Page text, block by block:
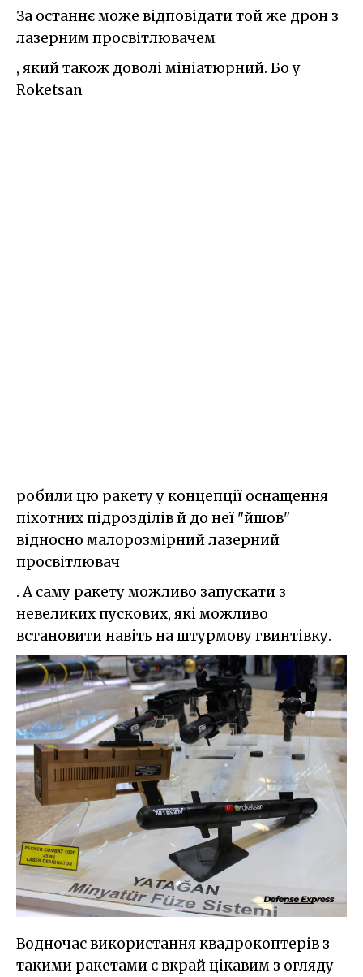
За останнє може відповідати той же дрон з
лазерним просвітлювачем
, який також доволі мініатюрний. Бо у
Roketsan
робили цю ракету у концепції оснащення
піхотних підрозділів й до неї "йшов"
відносно малорозмірний лазерний
просвітлювач
. А саму ракету можливо запускати з
невеликих пускових, які можливо
встановити навіть на штурмову гвинтівку.
Водночас використання квадрокоптерів з
такими ракетами є вкрай цікавим з огляду